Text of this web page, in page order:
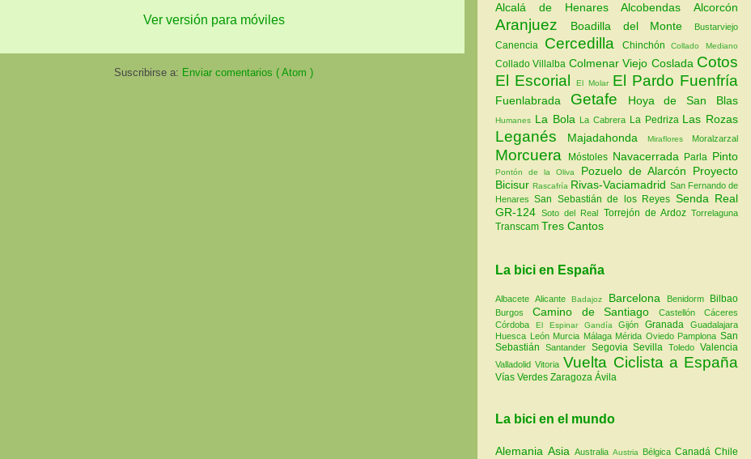
Ver versión para móviles
Suscribirse a: Enviar comentarios ( Atom )
Alcalá de HenaresAlcobendas Alcorcón
Aranjuez Boadilla del Monte Bustarviejo
Canencia Cercedilla ChinchónCollado Mediano
Collado Villalba Colmenar Viejo Coslada Cotos
El EscorialEl Molar El Pardo Fuenfría
Fuenlabrada Getafe Hoya de San Blas
Humanes La Bola La Cabrera La Pedriza Las Rozas
Leganés Majadahonda Miraflores Moralzarzal
Morcuera Móstoles Navacerrada Parla Pinto
Pontón de la Oliva Pozuelo de Alarcón Proyecto
BicisurRascafría Rivas-Vaciamadrid San Fernando de
HenaresSan Sebastián de los Reyes Senda Real
GR-124Soto del Real Torrejón de ArdozTorrelaguna
Transcam Tres Cantos
La bici en España
AlbaceteAlicanteBadajoz Barcelona Benidorm Bilbao
Burgos Camino de SantiagoCastellónCáceres
Córdoba El Espinar GandíaGijónGranadaGuadalajara
Huesca León Murcia Málaga Mérida Oviedo PamplonaSan
Sebastián Santander SegoviaSevillaToledoValencia
ValladolidVitoria Vuelta Ciclista a España
Vías Verdes Zaragoza Ávila
La bici en el mundo
Alemania Asia Australia Austria Bélgica Canadá Chile